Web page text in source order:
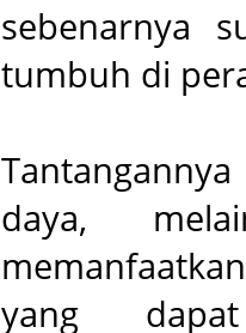
sebenarnya
tumbuh di
daya,
yang